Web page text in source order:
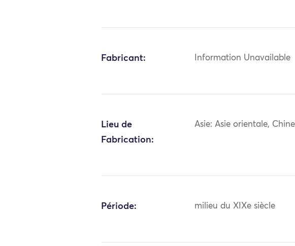
Fabricant: Information Unavailable
Lieu de
Fabrication:
Asie: Asie orientale, Chine
Période: milieu du XIXe siècle